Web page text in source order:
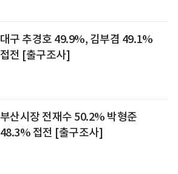
대구 추경호 49.9%, 김부겸 49.1%
접전 [출구조사]
부산시장 전재수 50.2% 박형준
48.3% 접전 [출구조사]